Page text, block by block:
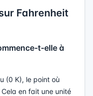
Fahrenheit
t-elle à
(0 K), le point où
en fait une unité